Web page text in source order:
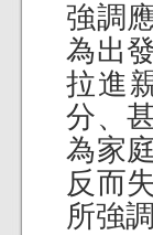
強調
為出
拉進
分、
為家
反而
所強